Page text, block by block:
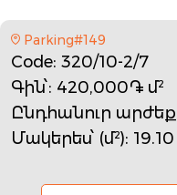
Parking#149
Code: 320/10-2/7
Գին՝: 420,000֏ մ²
Ընդհանուր արժեք
Մակերես՝ (մ²): 19.10